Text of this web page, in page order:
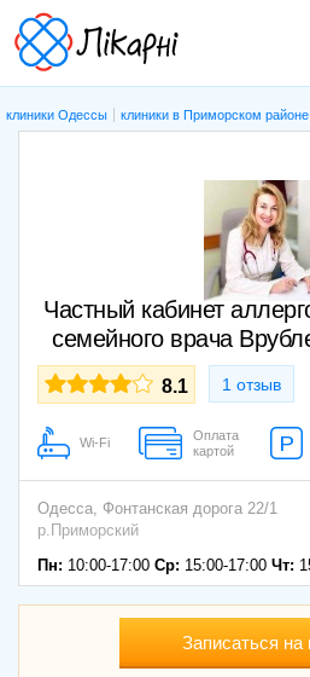
клиники Одессы клиники в Приморском районе
Частный кабинет
семейного врача
8.1 1 отзыв
Wi-Fi
Оплата
картой
Одесса, Фонтанская дорога 22/1
р.Приморский
Пн: 10:00-17:00 Ср: 15:00-17:00 Чт:
Записаться на